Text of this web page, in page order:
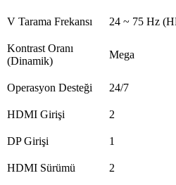
V Tarama Frekansı 24 ~ 75 Hz
Kontrast Oranı
(Dinamik)
Mega
Operasyon Desteği 24/7
HDMI Girişi 2
DP Girişi 1
HDMI Sürümü 2